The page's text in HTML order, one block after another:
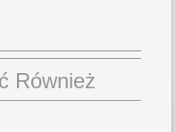
Również